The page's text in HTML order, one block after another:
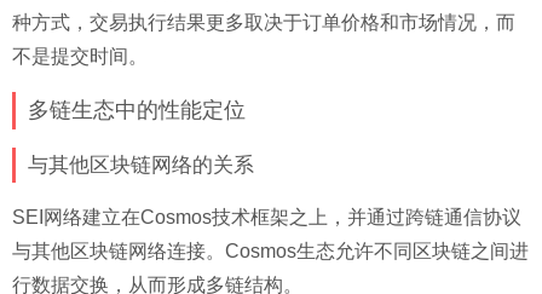
种方式，交易执行结果更多取决于订单价格和市场情况，而
不是提交时间。
多链生态中的性能定位
与其他区块链网络的关系
SEI网络建立在Cosmos技术框架之上，并通过跨链通信协议
与其他区块链网络连接。Cosmos生态允许不同区块链之间进
行数据交换，从而形成多链结构。